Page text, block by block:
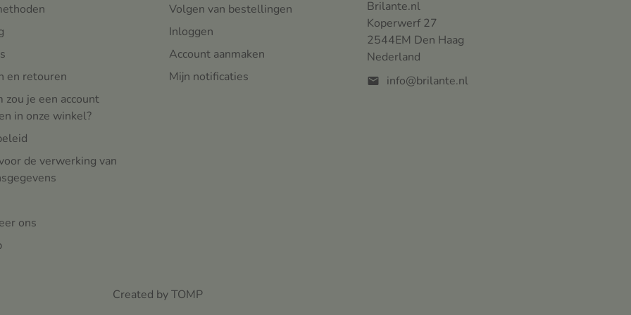
en retouren
zou je een account
in onze winkel?
de verwerking van
ons
Volgen van bestellingen
Inloggen
Account aanmaken
Mijn notificaties
Brilante.nl
Koperwerf 27
2544EM Den Haag
Nederland
mail info@brilante.nl
Created by TOMP